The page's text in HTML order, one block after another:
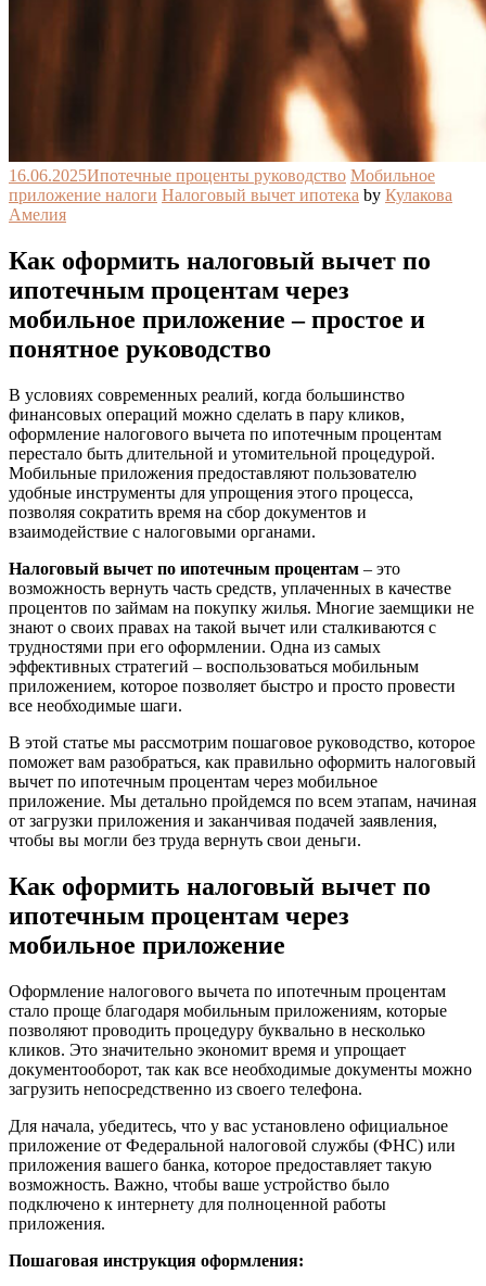
16.06.2025Ипотечные проценты руководство Мобильное
приложение налоги Налоговый вычет ипотека by Кулакова
Амелия
Как оформить налоговый вычет по
ипотечным процентам через
мобильное приложение – простое и
понятное руководство
В условиях современных реалий, когда большинство
финансовых операций можно сделать в пару кликов,
оформление налогового вычета по ипотечным процентам
перестало быть длительной и утомительной процедурой.
Мобильные приложения предоставляют пользователю
удобные инструменты для упрощения этого процесса,
позволяя сократить время на сбор документов и
взаимодействие с налоговыми органами.
Налоговый вычет по ипотечным процентам – это
возможность вернуть часть средств, уплаченных в качестве
процентов по займам на покупку жилья. Многие заемщики не
знают о своих правах на такой вычет или сталкиваются с
трудностями при его оформлении. Одна из самых
эффективных стратегий – воспользоваться мобильным
приложением, которое позволяет быстро и просто провести
все необходимые шаги.
В этой статье мы рассмотрим пошаговое руководство, которое
поможет вам разобраться, как правильно оформить налоговый
вычет по ипотечным процентам через мобильное
приложение. Мы детально пройдемся по всем этапам, начиная
от загрузки приложения и заканчивая подачей заявления,
чтобы вы могли без труда вернуть свои деньги.
Как оформить налоговый вычет по
ипотечным процентам через
мобильное приложение
Оформление налогового вычета по ипотечным процентам
стало проще благодаря мобильным приложениям, которые
позволяют проводить процедуру буквально в несколько
кликов. Это значительно экономит время и упрощает
документооборот, так как все необходимые документы можно
загрузить непосредственно из своего телефона.
Для начала, убедитесь, что у вас установлено официальное
приложение от Федеральной налоговой службы (ФНС) или
приложения вашего банка, которое предоставляет такую
возможность. Важно, чтобы ваше устройство было
подключено к интернету для полноценной работы
приложения.
Пошаговая инструкция оформления: